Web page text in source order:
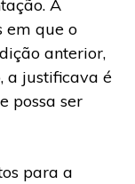
A
em que o
anterior,
a justificava é
possa ser
para a